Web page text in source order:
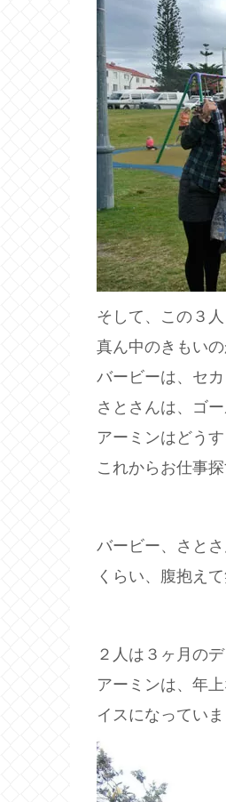
そして、この３人
真ん中のきもい
バービーは、セ
さとさんは、ゴ
アーミンはどう
これからお仕事
バービー、さと
くらい、腹抱え
２人は３ヶ月の
アーミンは、年
イスになっていま